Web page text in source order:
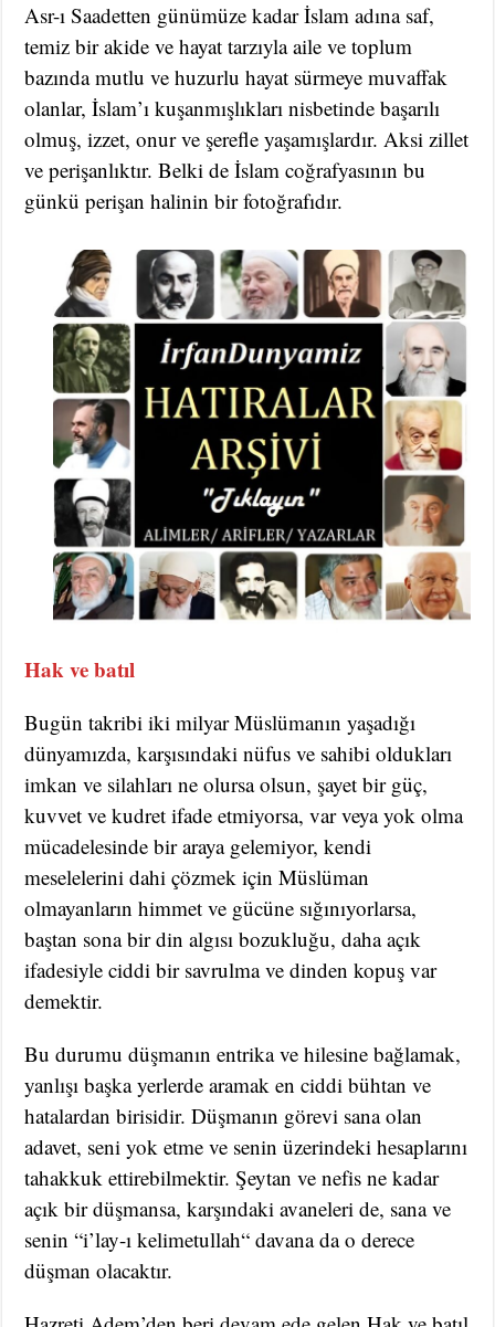
Asr-ı Saadetten günümüze kadar İslam adına saf,
temiz bir akide ve hayat tarzıyla aile ve toplum
bazında mutlu ve huzurlu hayat sürmeye muvaffak
olanlar, İslam’ı kuşanmışlıkları nisbetinde başarılı
olmuş, izzet, onur ve şerefle yaşamışlardır. Aksi zillet
ve perişanlıktır. Belki de İslam coğrafyasının bu
günkü perişan halinin bir fotoğrafıdır.
Hak ve batıl
Bugün takribi iki milyar Müslümanın yaşadığı
dünyamızda, karşısındaki nüfus ve sahibi oldukları
imkan ve silahları ne olursa olsun, şayet bir güç,
kuvvet ve kudret ifade etmiyorsa, var veya yok olma
mücadelesinde bir araya gelemiyor, kendi
meselelerini dahi çözmek için Müslüman
olmayanların himmet ve gücüne sığınıyorlarsa,
baştan sona bir din algısı bozukluğu, daha açık
ifadesiyle ciddi bir savrulma ve dinden kopuş var
demektir.
Bu durumu düşmanın entrika ve hilesine bağlamak,
yanlışı başka yerlerde aramak en ciddi bühtan ve
hatalardan birisidir. Düşmanın görevi sana olan
adavet, seni yok etme ve senin üzerindeki hesaplarını
tahakkuk ettirebilmektir. Şeytan ve nefis ne kadar
açık bir düşmansa, karşındaki avaneleri de, sana ve
senin “i’lay-ı kelimetullah“ davana da o derece
düşman olacaktır.